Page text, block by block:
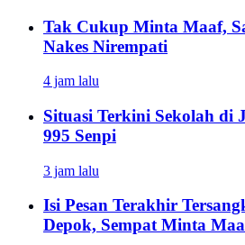
Tak Cukup Minta Maaf,
Nakes Nirempati
4 jam lalu
Situasi Terkini Sekolah di
995 Senpi
3 jam lalu
Isi Pesan Terakhir
Depok, Sempat Minta